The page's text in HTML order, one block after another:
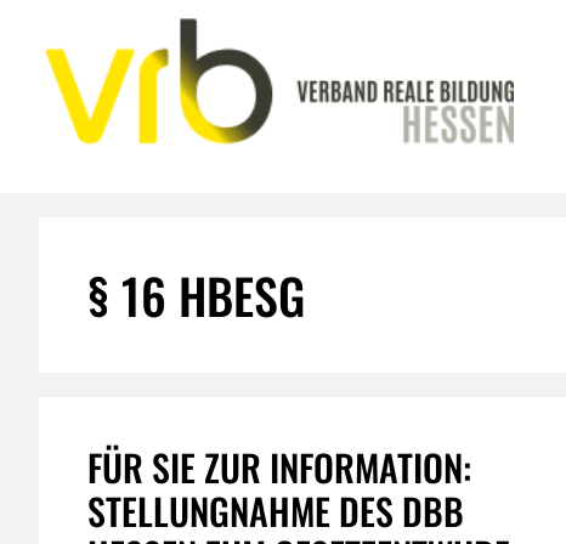
Inhalt
springen
§ 16 HBESG
FÜR SIE ZUR INFORMATION:
STELLUNGNAHME DES DBB